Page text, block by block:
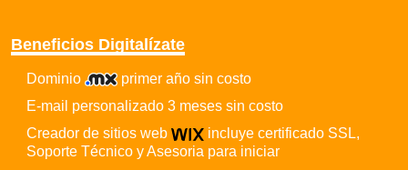
Beneficios Digitalízate
Dominio
primer año sin costo
E-mail personalizado 3 meses sin costo
Creador de sitios web
incluye certificado SSL,
Soporte Técnico y Asesoria para iniciar